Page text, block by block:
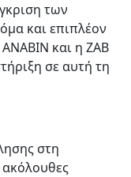
των
και επιπλέον
και η ZAB
σε αυτή τη
στη
ακόλουθες